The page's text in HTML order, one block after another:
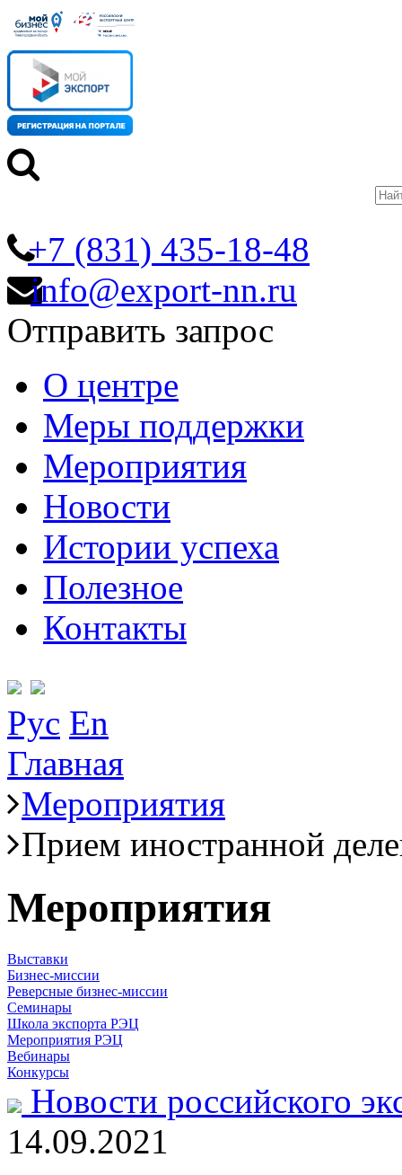
+7 (831) 435-18-48
info@export-nn.ru
Отправить запрос
О центре
Меры поддержки
Мероприятия
Новости
Истории успеха
Полезное
Контакты
Рус En
Главная
Мероприятия
Прием иностранной
Мероприятия
Выставки
Бизнес-миссии
Реверсные бизнес-миссии
Семинары
Школа экспорта РЭЦ
Мероприятия РЭЦ
Вебинары
Конкурсы
Новости российского
14.09.2021